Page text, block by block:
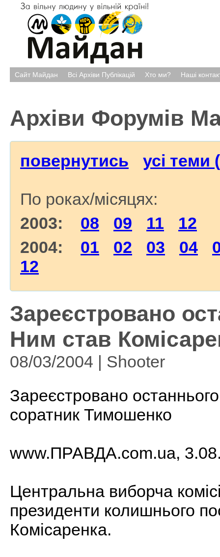
Сайт Майдан Всі Архіви Публікацій Хто ми? Наші
Архіви Форумів
повернутись усі теми
По роках/місяцях:
2003: 08 09 11
12
2004: 01 02 03 04
12
Зареєстровано
Ним став
08/03/2004 | Shooter
Зареєстровано
соратник Тимошенко
www.ПРАВДА.com.ua,
Центральна виборча
президенти колишнього
Комісаренка.